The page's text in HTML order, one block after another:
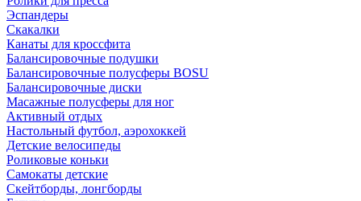
Эспандеры
Скакалки
Канаты для кроссфита
Балансировочные подушки
Балансировочные полусферы BOSU
Балансировочные диски
Масажные полусферы для ног
Активный отдых
Настольный футбол, аэрохоккей
Детские велосипеды
Роликовые коньки
Самокаты детские
Скейтборды, лонгборды